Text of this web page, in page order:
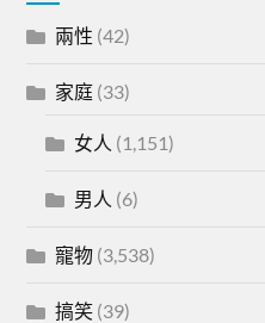
兩性 (42)
家庭 (33)
女人 (1,151)
男人 (6)
寵物 (3,538)
搞笑 (39)